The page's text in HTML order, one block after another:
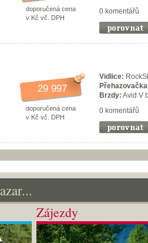
doporučená cena
v Kč vč. DPH
0 komentářů
29 997
doporučená cena
v Kč vč. DPH
Vidlice:
Brzdy: Avid V
0 komentářů
Zájezdy